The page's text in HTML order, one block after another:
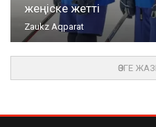
жеңіске жетті
Zaukz Aqparat
ӨЗГЕ